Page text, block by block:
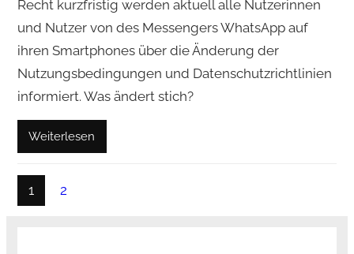
Recht kurzfristig werden aktuell alle Nutzerinnen
und Nutzer von des Messengers WhatsApp auf
ihren Smartphones über die Änderung der
Nutzungsbedingungen und Datenschutzrichtlinien
informiert. Was ändert stich?
Weiterlesen
1 2